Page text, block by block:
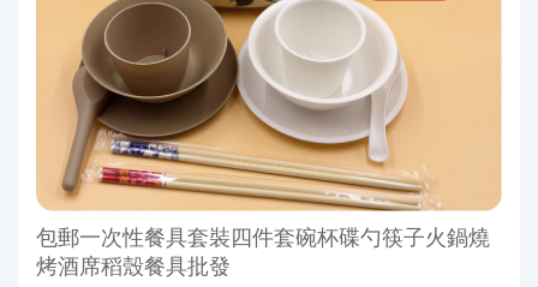
包郵一次性餐具套裝四件套碗杯碟勺筷子火鍋燒
烤酒席稻殼餐具批發